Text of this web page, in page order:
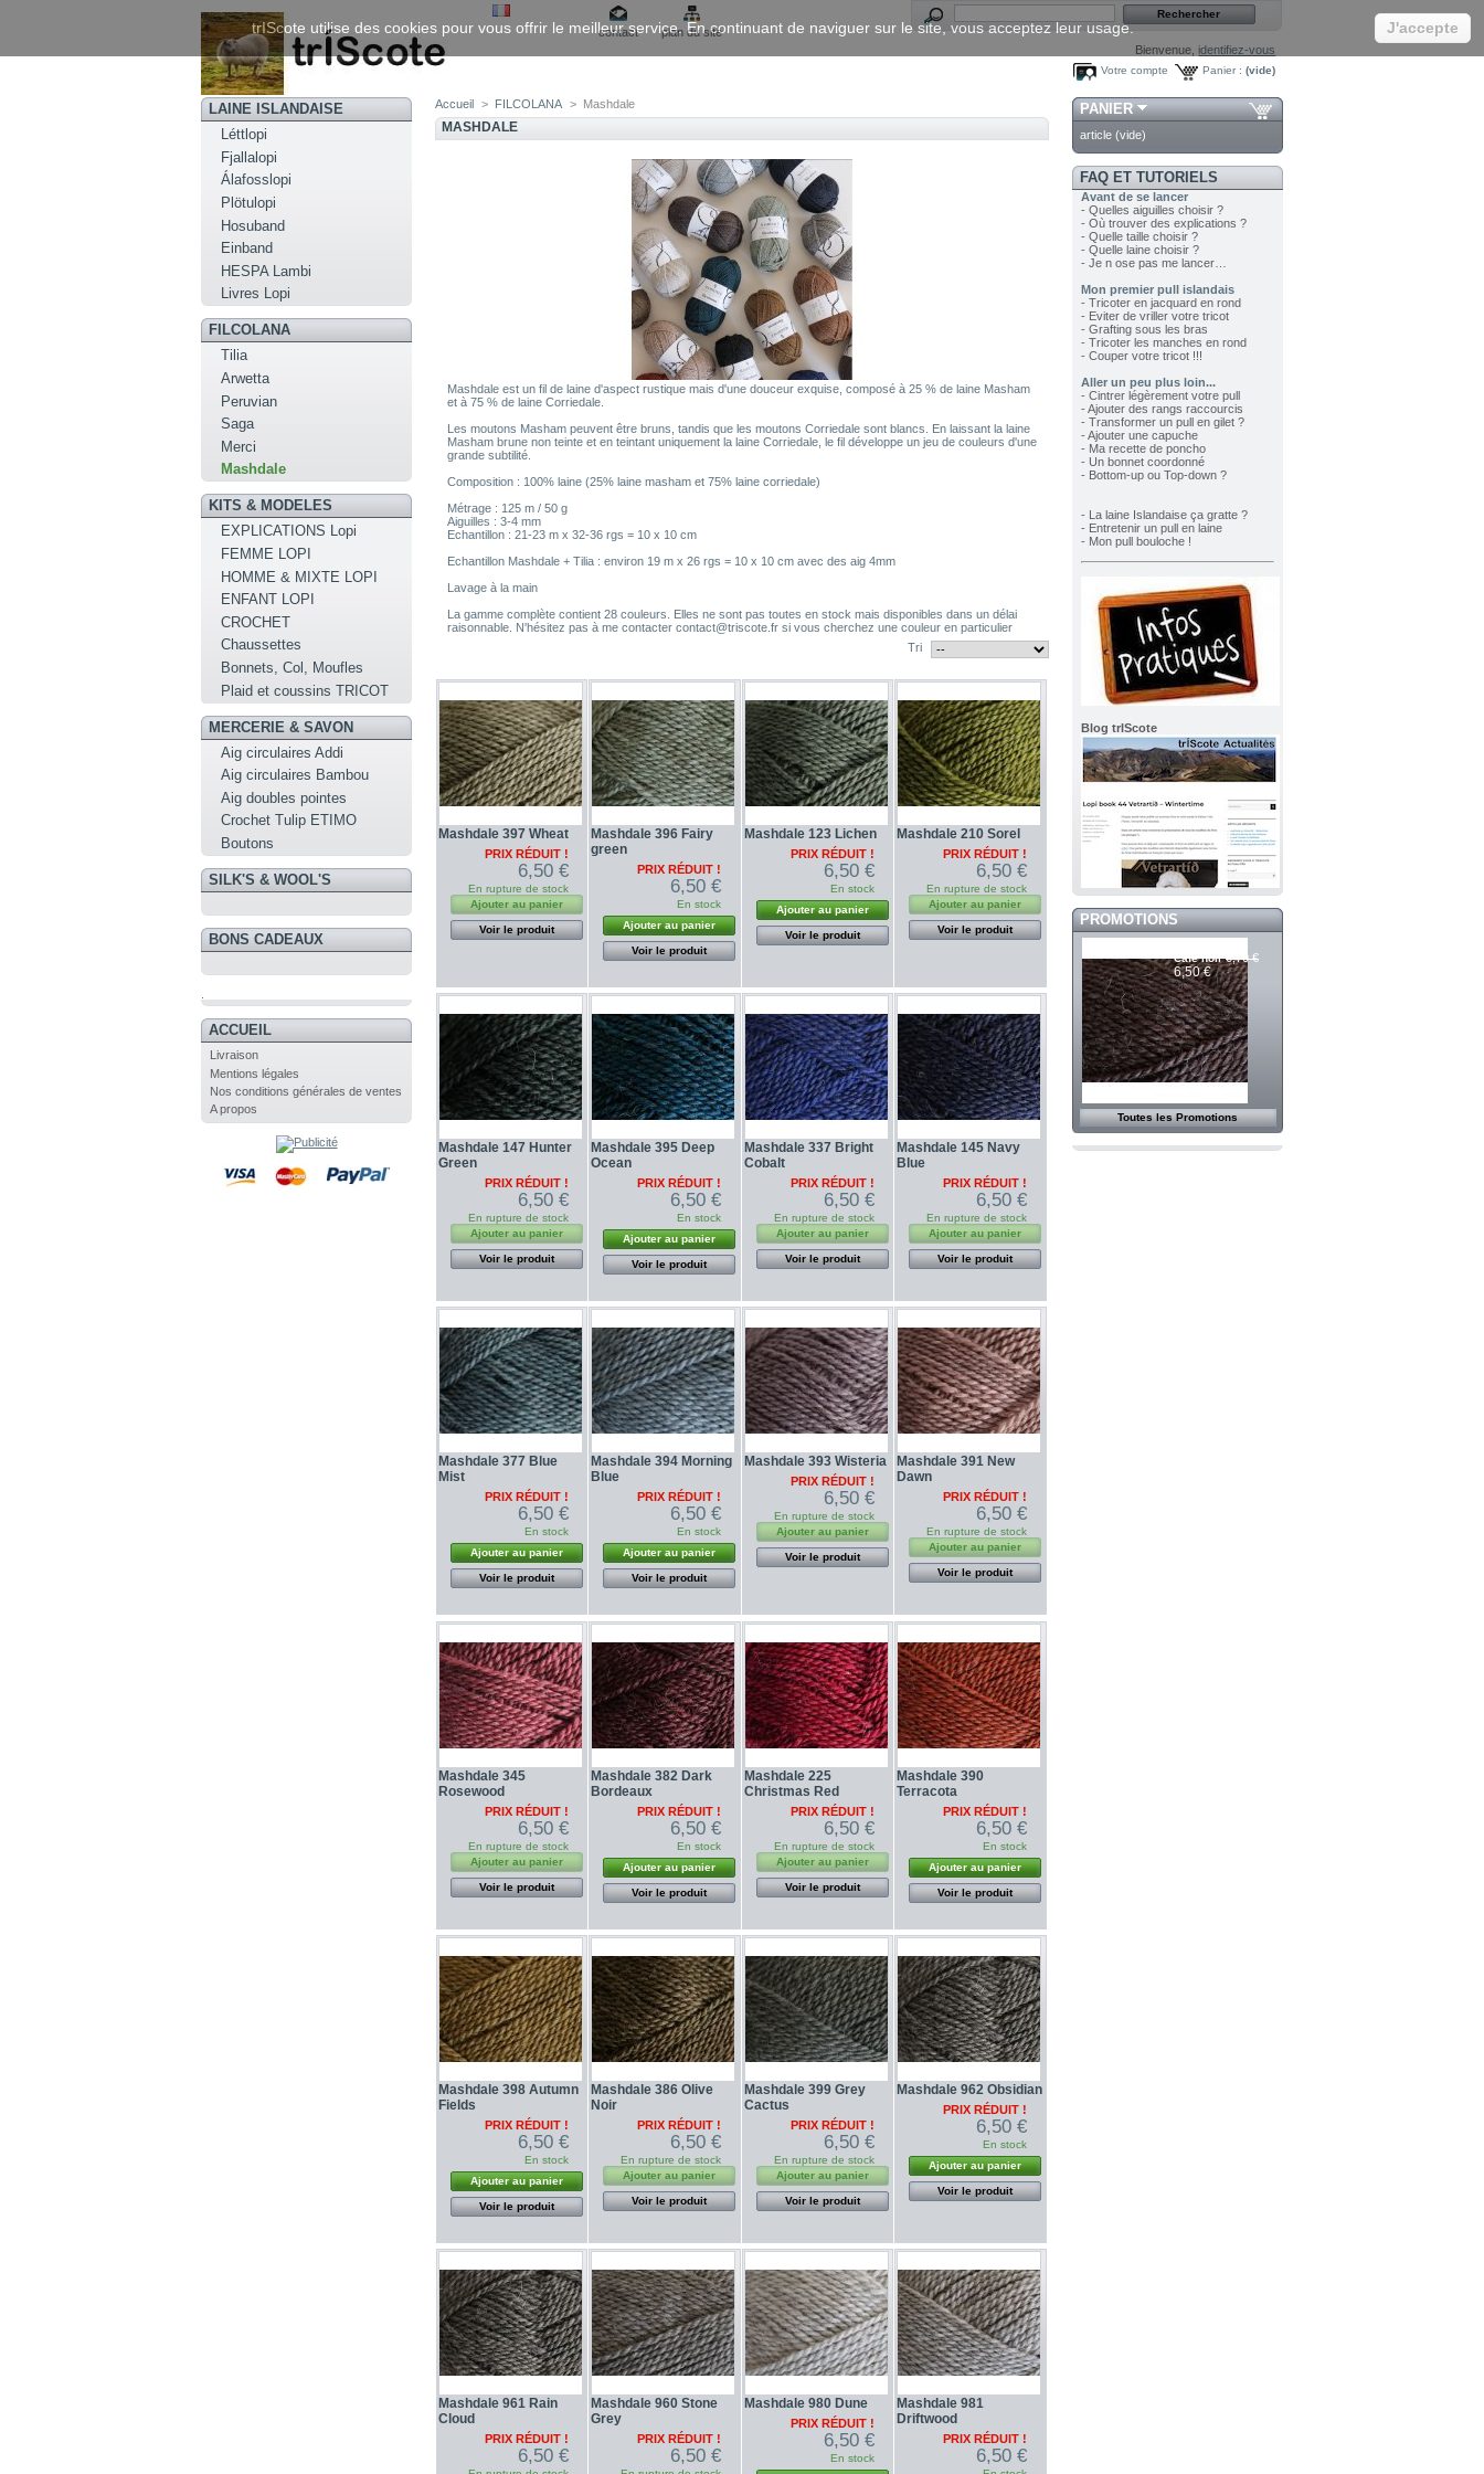
contact
plan du site
Bienvenue, identifiez-vous
Panier : (vide)
Votre compte
LAINE ISLANDAISE
Léttlopi
Fjallalopi
Álafosslopi
Plötulopi
Hosuband
Einband
HESPA Lambi
Livres Lopi
FILCOLANA
Tilia
Arwetta
Peruvian
Saga
Merci
Mashdale
KITS & MODELES
EXPLICATIONS Lopi
FEMME LOPI
HOMME & MIXTE LOPI
ENFANT LOPI
CROCHET
Chaussettes
Bonnets, Col, Moufles
Plaid et coussins TRICOT
MERCERIE & SAVON
Aig circulaires Addi
Aig circulaires Bambou
Aig doubles pointes
Crochet Tulip ETIMO
Boutons
SILK'S & WOOL'S
BONS CADEAUX
ACCUEIL
Livraison
Mentions légales
Nos conditions générales de ventes
A propos
Accueil > FILCOLANA > Mashdale
MASHDALE
Mashdale est un fil de laine d'aspect rustique mais d'une douceur exquise, composé à 25 % de laine Masham
et à 75 % de laine Corriedale.
Les moutons Masham peuvent être bruns, tandis que les moutons Corriedale sont blancs. En laissant la laine
Masham brune non teinte et en teintant uniquement la laine Corriedale, le fil développe un jeu de couleurs d'une
grande subtilité.
Composition : 100% laine (25% laine masham et 75% laine corriedale)
Métrage : 125 m / 50 g
Aiguilles : 3-4 mm
Echantillon : 21-23 m x 32-36 rgs = 10 x 10 cm
Echantillon Mashdale + Tilia : environ 19 m x 26 rgs = 10 x 10 cm avec des aig 4mm
Lavage à la main
La gamme complète contient 28 couleurs. Elles ne sont pas toutes en stock mais disponibles dans un délai
raisonnable. N'hésitez pas à me contacter contact@triscote.fr si vous cherchez une couleur en particulier
Tri
Mashdale 397 Wheat
PRIX RÉDUIT !
6,50 €
En rupture de stock
Ajouter au panier
Voir le produit
Mashdale 396 Fairy
green
PRIX RÉDUIT !
6,50 €
En stock
Ajouter au panier
Voir le produit
Mashdale 123 Lichen
PRIX RÉDUIT !
6,50 €
En stock
Ajouter au panier
Voir le produit
Mashdale 210 Sorel
PRIX RÉDUIT !
6,50 €
En rupture de stock
Ajouter au panier
Voir le produit
Mashdale 147 Hunter
Green
PRIX RÉDUIT !
6,50 €
En rupture de stock
Ajouter au panier
Voir le produit
Mashdale 395 Deep
Ocean
PRIX RÉDUIT !
6,50 €
En stock
Ajouter au panier
Voir le produit
Mashdale 337 Bright
Cobalt
PRIX RÉDUIT !
6,50 €
En rupture de stock
Ajouter au panier
Voir le produit
Mashdale 145 Navy
Blue
PRIX RÉDUIT !
6,50 €
En rupture de stock
Ajouter au panier
Voir le produit
Mashdale 377 Blue
Mist
PRIX RÉDUIT !
6,50 €
En stock
Ajouter au panier
Voir le produit
Mashdale 394 Morning
Blue
PRIX RÉDUIT !
6,50 €
En stock
Ajouter au panier
Voir le produit
Mashdale 393 Wisteria
PRIX RÉDUIT !
6,50 €
En rupture de stock
Ajouter au panier
Voir le produit
Mashdale 391 New
Dawn
PRIX RÉDUIT !
6,50 €
En rupture de stock
Ajouter au panier
Voir le produit
Mashdale 345
Rosewood
PRIX RÉDUIT !
6,50 €
En rupture de stock
Ajouter au panier
Voir le produit
Mashdale 382 Dark
Bordeaux
PRIX RÉDUIT !
6,50 €
En stock
Ajouter au panier
Voir le produit
Mashdale 225
Christmas Red
PRIX RÉDUIT !
6,50 €
En rupture de stock
Ajouter au panier
Voir le produit
Mashdale 390
Terracota
PRIX RÉDUIT !
6,50 €
En stock
Ajouter au panier
Voir le produit
Mashdale 398 Autumn
Fields
PRIX RÉDUIT !
6,50 €
En stock
Ajouter au panier
Voir le produit
Mashdale 386 Olive
Noir
PRIX RÉDUIT !
6,50 €
En rupture de stock
Ajouter au panier
Voir le produit
Mashdale 399 Grey
Cactus
PRIX RÉDUIT !
6,50 €
En rupture de stock
Ajouter au panier
Voir le produit
Mashdale 962 Obsidian
PRIX RÉDUIT !
6,50 €
En stock
Ajouter au panier
Voir le produit
Mashdale 961 Rain
Cloud
PRIX RÉDUIT !
6,50 €
Mashdale 960 Stone
Grey
PRIX RÉDUIT !
6,50 €
Mashdale 980 Dune
PRIX RÉDUIT !
6,50 €
En stock
Mashdale 981
Driftwood
PRIX RÉDUIT !
6,50 €
PANIER
article (vide)
FAQ ET TUTORIELS
Avant de se lancer
- Quelles aiguilles choisir ?
- Où trouver des explications ?
- Quelle taille choisir ?
- Quelle laine choisir ?
- Je n ose pas me lancer…
Mon premier pull islandais
- Tricoter en jacquard en rond
- Eviter de vriller votre tricot
- Grafting sous les bras
- Tricoter les manches en rond
- Couper votre tricot !!!
Aller un peu plus loin...
- Cintrer légèrement votre pull
- Ajouter des rangs raccourcis
- Transformer un pull en gilet ?
- Ajouter une capuche
- Ma recette de poncho
- Un bonnet coordonné
- Bottom-up ou Top-down ?
- La laine Islandaise ça gratte ?
- Entretenir un pull en laine
- Mon pull bouloche !
Blog trIScote
PROMOTIONS
Café noir 6,70 €
6,50 €
Toutes les Promotions
trIScote utilise des cookies pour vous offrir le meilleur service. En continuant de naviguer sur le site, vous acceptez leur usage. J'accepte